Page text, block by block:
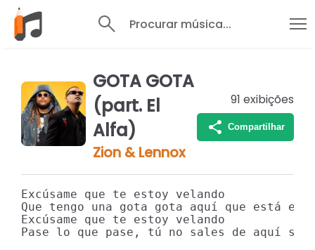
Procurar música...
GOTA GOTA
(part. El
Alfa)
Zion & Lennox
91 exibições
Compartilhar
Excúsame que te estoy velando
Que tengo una gota gota aquí que está
Excúsame que te estoy velando
Pase lo que pase, tú no sales de aquí